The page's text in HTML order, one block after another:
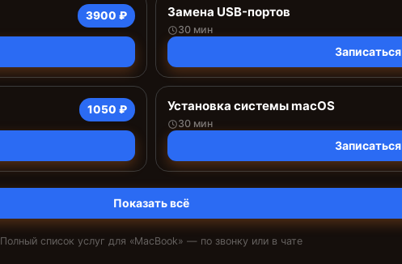
3900 ₽ Замена USB-портов
30 мин
Записаться
1050 ₽ Установка системы macOS
30 мин
Записаться
Показать всё
Полный список услуг для «MacBook» — по звонку или в чате